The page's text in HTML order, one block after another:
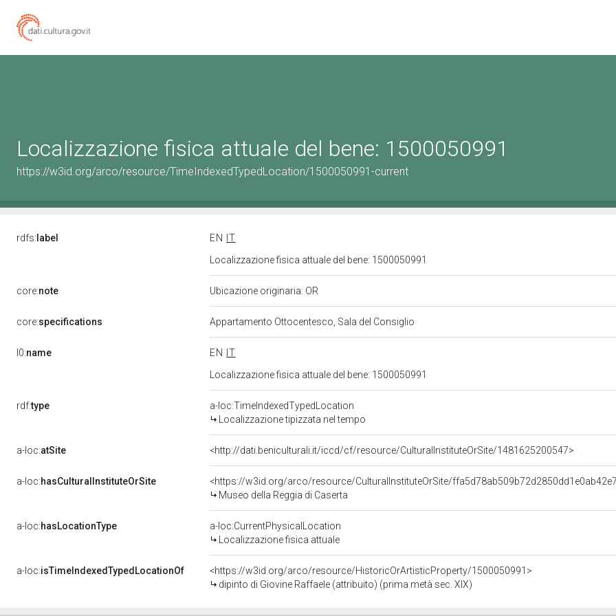
Localizzazione fisica attuale del bene: 1500050991
https://w3id.org/arco/resource/TimeIndexedTypedLocation/1500050991-current
rdfs: label EN
IT
Localizzazione fisica attuale del bene: 1500050991
core:note Ubicazione originaria: OR
core:specifications Appartamento Ottocentesco, Sala del Consiglio
l0:name EN
IT
Localizzazione fisica attuale del bene: 1500050991
rdf:type
a-loc:TimeIndexedTypedLocation
Localizzazione tipizzata nel tempo
a-loc:atSite <http://dati.beniculturali.it/iccd/cf/resource/CulturalInstituteOrSite/1481625200547>
a-loc:hasCulturalInstituteOrSite
<https://w3id.org/arco/resource/CulturalInstituteOrSite/
Museo della Reggia di Caserta
a-loc:hasLocationType
a-loc:CurrentPhysicalLocation
Localizzazione fisica attuale
a-loc:isTimeIndexedTypedLocationOf
<https://w3id.org/arco/resource/HistoricOrArtisticProperty/1500050991>
dipinto di Giovine Raffaele (attribuito) (prima metà sec. XIX)